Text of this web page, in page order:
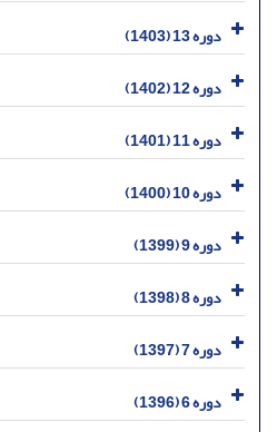
دوره 13 (1403)
دوره 12 (1402)
دوره 11 (1401)
دوره 10 (1400)
دوره 9 (1399)
دوره 8 (1398)
دوره 7 (1397)
دوره 6 (1396)